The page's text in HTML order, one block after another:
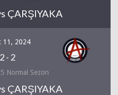
ÇARŞIYAKA
11, 2024
2- 2
Normal Sezon
ÇARŞIYAKA